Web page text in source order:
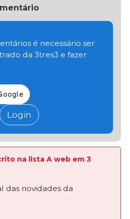
é necessário ser
da 3tres3 e fazer
Login
na lista A web em 3
das novidades da